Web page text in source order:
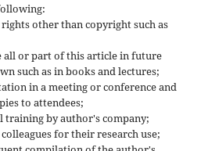
other than copyright such as
all or part of this article in future
such as in books and lectures;
in a meeting or conference and
to attendees;
training by author's company;
for their research use;